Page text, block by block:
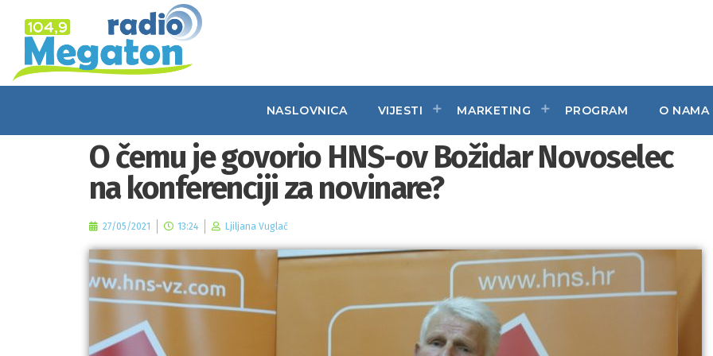
NASLOVNICA VIJESTI MARKETING PROGRAM O NAMA
O čemu je govorio HNS-ov Božidar Novoselec
na konferenciji za novinare?
27/05/2021 13:24 Ljiljana Vuglač